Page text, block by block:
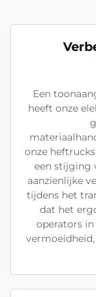
Een
heeft onze
onze
een stijging
aanzienlijke
tijdens het
dat het
operators